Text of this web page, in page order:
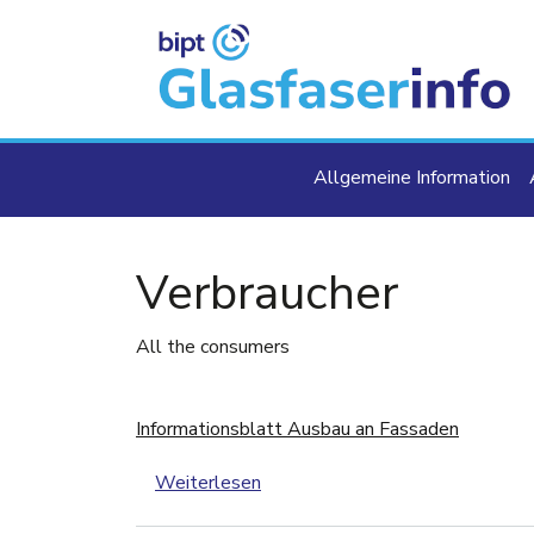
Main
Allgemeine Information
Verbraucher
All the consumers
Informationsblatt Ausbau an Fassaden
Weiterlesen